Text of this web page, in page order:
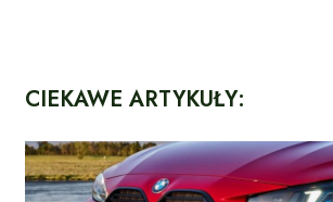
CIEKAWE ARTYKUŁY: